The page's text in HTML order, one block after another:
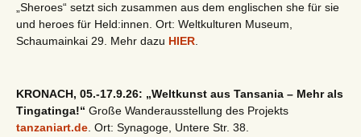
„Sheroes“ setzt sich zusammen aus dem englischen she für sie
und heroes für Held:innen. Ort: Weltkulturen Museum,
Schaumainkai 29. Mehr dazu HIER
KRONACH, 05.-17.9.26: „Weltkunst aus Tansania – Mehr als
Tingatinga!“ Große Wanderausstellung des Projekts
tanzaniart.de . Ort: Synagoge, Untere Str. 38.